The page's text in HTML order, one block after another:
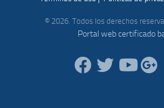
© 2026. Todos los derechos
Portal web certificado